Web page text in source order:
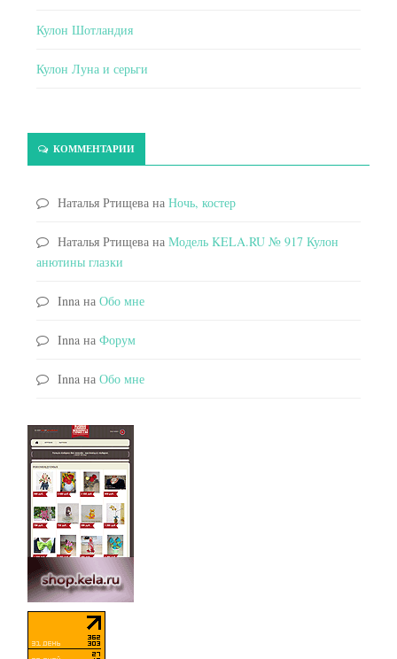
Кулон Шотландия
Кулон Луна и серьги
КОММЕНТАРИИ
Наталья Ртищева на Ночь, костер
Наталья Ртищева на Модель KELA.RU № 917 Кулон
анютины глазки
Inna на Обо мне
Inna на Форум
Inna на Обо мне